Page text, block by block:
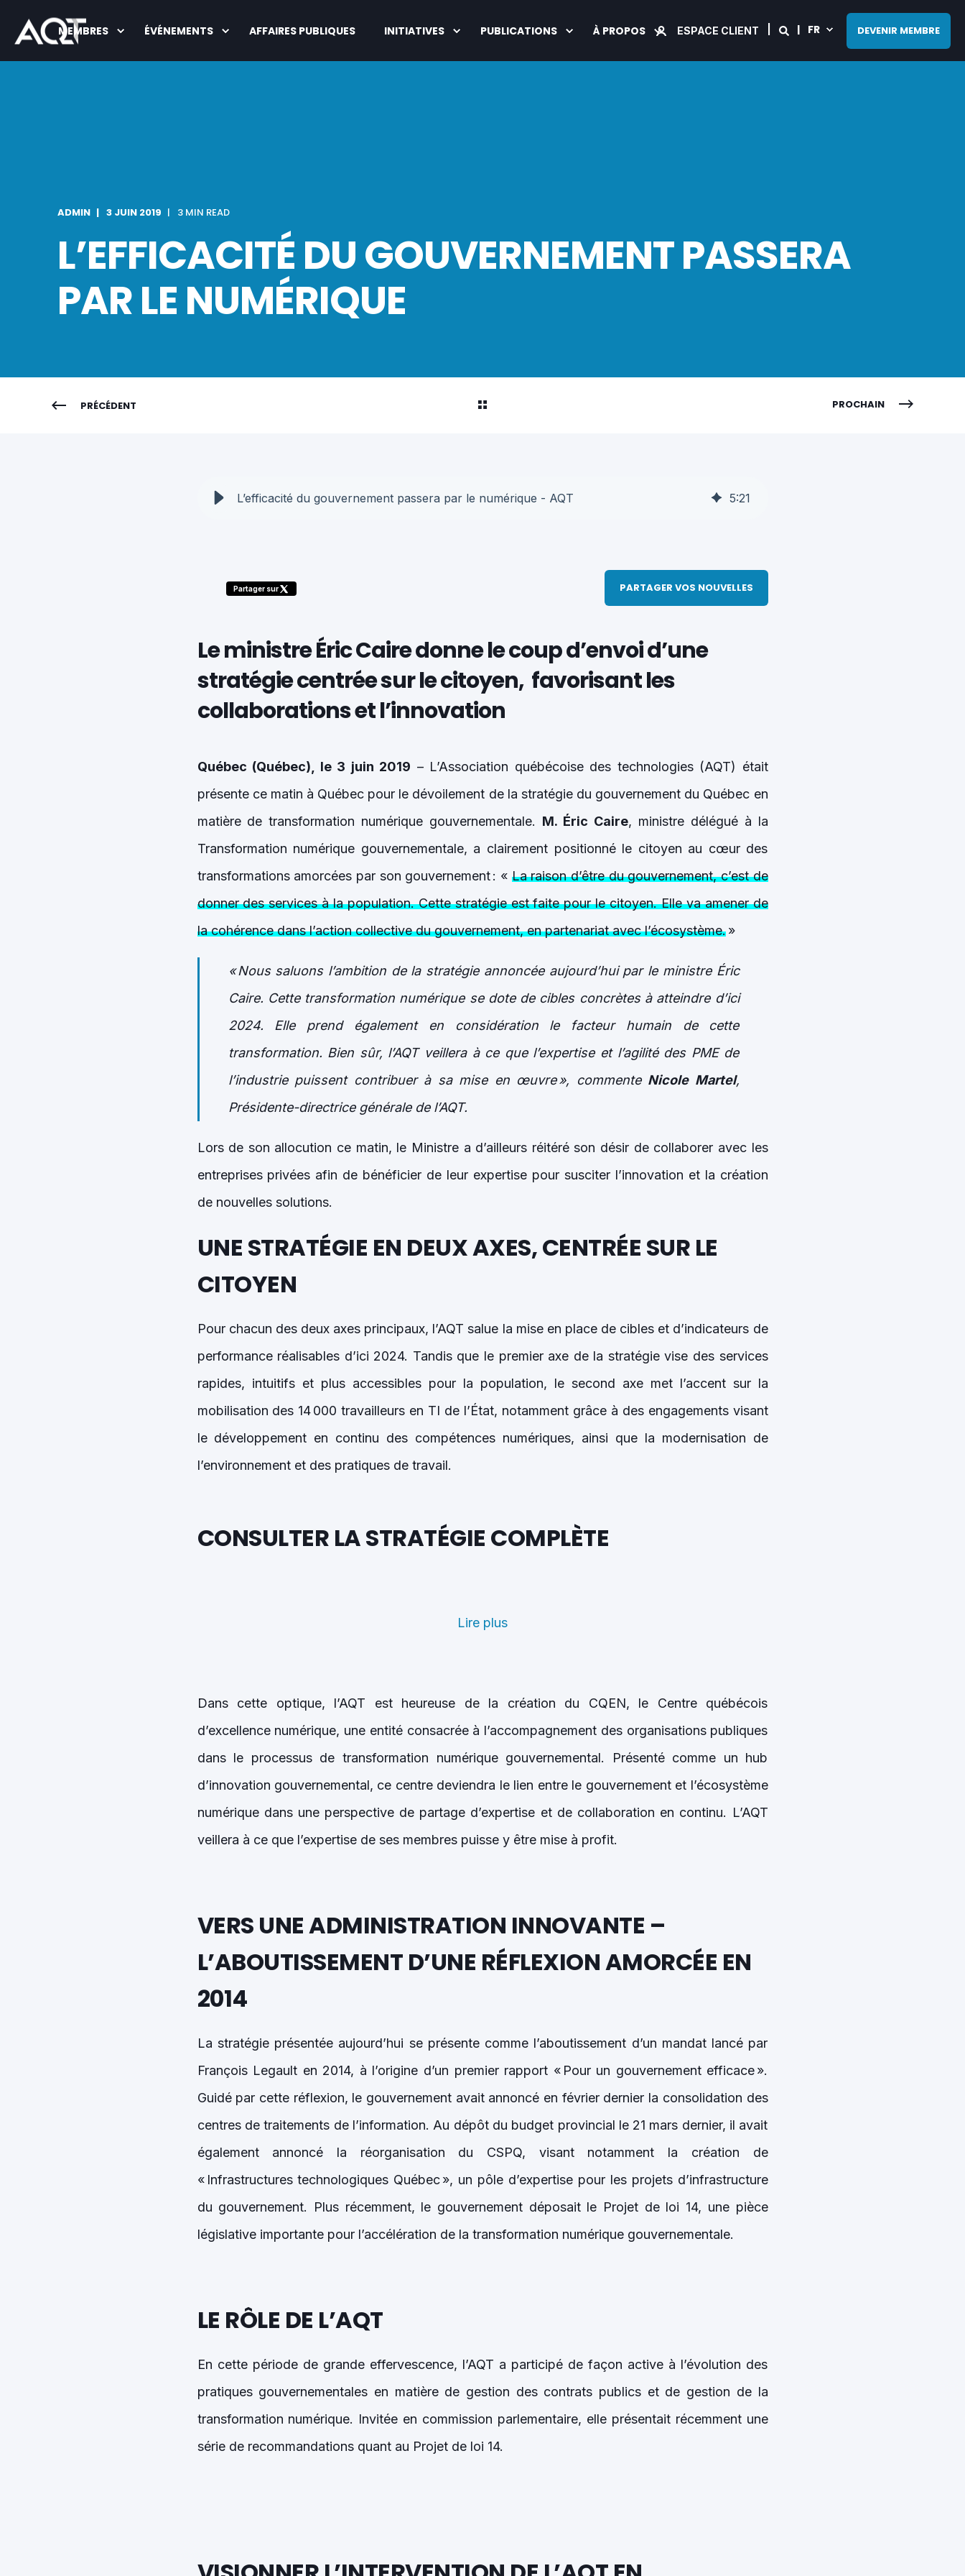
MEMBRES ÉVÉNEMENTS AFFAIRES PUBLIQUES INITIATIVES PUBLICATIONS À PROPOS ESPACE CLIENT FR DEVENIR MEMBRE
ADMIN 3 JUIN 2019 3 MIN READ
L’EFFICACITÉ DU GOUVERNEMENT PASSERA
PAR LE NUMÉRIQUE
PRÉCÉDENT PROCHAIN
L’efficacité du gouvernement passera par le numérique - AQT 5:21
Partager sur PARTAGER VOS NOUVELLES
Le ministre Éric Caire donne le coup d’envoi d’une
stratégie centrée sur le citoyen, favorisant les
collaborations et l’innovation
Québec (Québec), le 3 juin 2019 – L’Association québécoise des technologies (AQT) était
présente ce matin à Québec pour le dévoilement de la stratégie du gouvernement du Québec en
matière de transformation numérique gouvernementale. M. Éric Caire, ministre délégué à la
Transformation numérique gouvernementale, a clairement positionné le citoyen au cœur des
transformations amorcées par son gouvernement : « La raison d’être du gouvernement, c’est de
donner des services à la population. Cette stratégie est faite pour le citoyen. Elle va amener de
la cohérence dans l’action collective du gouvernement, en partenariat avec l’écosystème.»
« Nous saluons l’ambition de la stratégie annoncée aujourd’hui par le ministre Éric
Caire. Cette transformation numérique se dote de cibles concrètes à atteindre d’ici
2024. Elle prend également en considération le facteur humain de cette
transformation. Bien sûr, l’AQT veillera à ce que l’expertise et l’agilité des PME de
l’industrie puissent contribuer à sa mise en œuvre », commente Nicole Martel,
Présidente-directrice générale de l’AQT.
Lors de son allocution ce matin, le Ministre a d’ailleurs réitéré son désir de collaborer avec les
entreprises privées afin de bénéficier de leur expertise pour susciter l’innovation et la création
de nouvelles solutions.
UNE STRATÉGIE EN DEUX AXES, CENTRÉE SUR LE
CITOYEN
Pour chacun des deux axes principaux, l’AQT salue la mise en place de cibles et d’indicateurs de
performance réalisables d’ici 2024. Tandis que le premier axe de la stratégie vise des services
rapides, intuitifs et plus accessibles pour la population, le second axe met l’accent sur la
mobilisation des 14 000 travailleurs en TI de l’État, notamment grâce à des engagements visant
le développement en continu des compétences numériques, ainsi que la modernisation de
l’environnement et des pratiques de travail.
CONSULTER LA STRATÉGIE COMPLÈTE
Lire plus
Dans cette optique, l’AQT est heureuse de la création du CQEN, le Centre québécois
d’excellence numérique, une entité consacrée à l’accompagnement des organisations publiques
dans le processus de transformation numérique gouvernemental. Présenté comme un hub
d’innovation gouvernemental, ce centre deviendra le lien entre le gouvernement et l’écosystème
numérique dans une perspective de partage d’expertise et de collaboration en continu. L’AQT
veillera à ce que l’expertise de ses membres puisse y être mise à profit.
VERS UNE ADMINISTRATION INNOVANTE –
L’ABOUTISSEMENT D’UNE RÉFLEXION AMORCÉE EN
2014
La stratégie présentée aujourd’hui se présente comme l’aboutissement d’un mandat lancé par
François Legault en 2014, à l’origine d’un premier rapport « Pour un gouvernement efficace ».
Guidé par cette réflexion, le gouvernement avait annoncé en février dernier la consolidation des
centres de traitements de l’information. Au dépôt du budget provincial le 21 mars dernier, il avait
également annoncé la réorganisation du CSPQ, visant notamment la création de
« Infrastructures technologiques Québec », un pôle d’expertise pour les projets d’infrastructure
du gouvernement. Plus récemment, le gouvernement déposait le Projet de loi 14, une pièce
législative importante pour l’accélération de la transformation numérique gouvernementale.
LE RÔLE DE L’AQT
En cette période de grande effervescence, l’AQT a participé de façon active à l’évolution des
pratiques gouvernementales en matière de gestion des contrats publics et de gestion de la
transformation numérique. Invitée en commission parlementaire, elle présentait récemment une
série de recommandations quant au Projet de loi 14.